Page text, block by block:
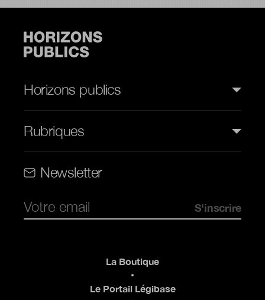
Horizons publics
Rubriques
Newsletter
La Boutique
Le Portail Légibase